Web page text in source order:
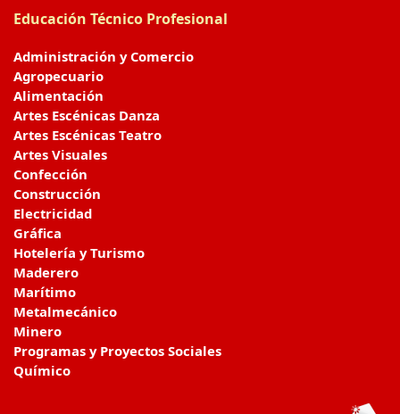
Educación Técnico Profesional
Administración y Comercio
Agropecuario
Alimentación
Artes Escénicas Danza
Artes Escénicas Teatro
Artes Visuales
Confección
Construcción
Electricidad
Gráfica
Hotelería y Turismo
Maderero
Marítimo
Metalmecánico
Minero
Programas y Proyectos Sociales
Químico